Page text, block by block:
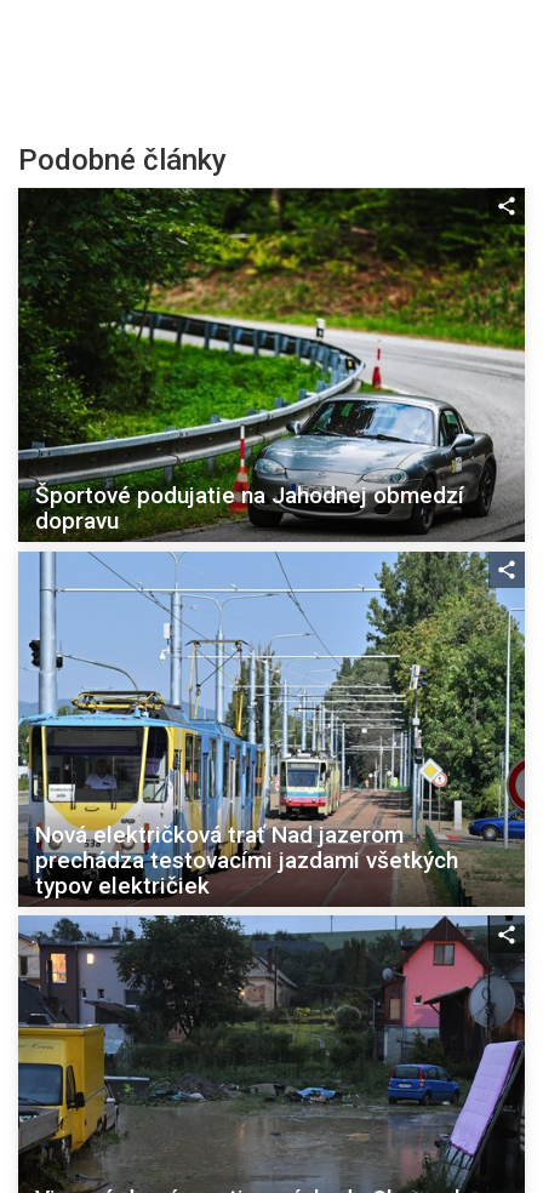
Podobné články
Športové podujatie na Jahodnej obmedzí
dopravu
Nová električková trať Nad jazerom
prechádza testovacími jazdami všetkých
typov električiek